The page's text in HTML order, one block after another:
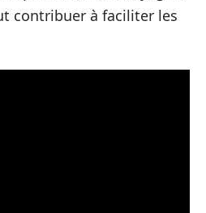
contribuer à faciliter les